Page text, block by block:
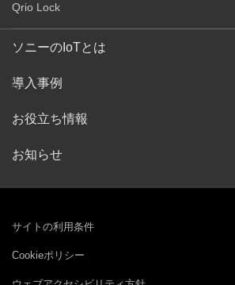
Qrio Lock
ソニーのIoTとは
導入事例
お役立ち情報
お知らせ
サイトの利用条件
Cookieポリシー